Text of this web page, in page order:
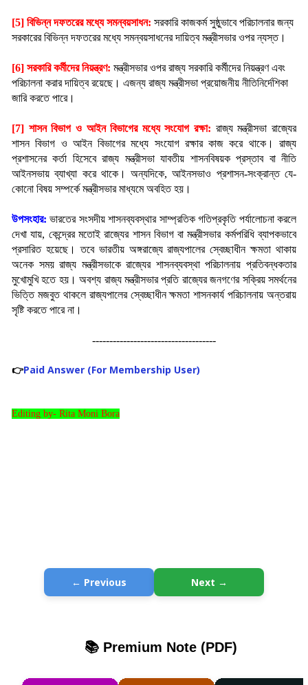
[5] বিভিন্ন দফতরের মধ্যে সমন্বয়সাধন: সরকারি কাজকর্ম সুষ্ঠুভাবে পরিচালনার জন্য
সরকারের বিভিন্ন দফতরের মধ্যে সমন্বয়সাধনের দায়িত্ব মন্ত্রীসভার ওপর ন্যস্ত।
[6] সরকারি কর্মীদের নিয়ন্ত্রণ: মন্ত্রীসভার ওপর রাজ্য সরকারি কর্মীদের নিয়ন্ত্রণ এবং
পরিচালনা করার দায়িত্ব রয়েছে। এজন্য রাজ্য মন্ত্রীসভা প্রয়োজনীয় নীতিনির্দেশিকা
জারি করতে পারে।
[7] শাসন বিভাগ ও আইন বিভাগের মধ্যে সংযোগ রক্ষা: রাজ্য মন্ত্রীসভা রাজ্যের
শাসন বিভাগ ও আইন বিভাগের মধ্যে সংযোগ রক্ষার কাজ করে থাকে। রাজ্য
প্রশাসনের কর্তা হিসেবে রাজ্য মন্ত্রীসভা যাবতীয় শাসনবিষয়ক প্রস্তাব বা নীতি
আইনসভায় ব্যাখ্যা করে থাকে। অন্যদিকে, আইনসভাও প্রশাসন-সংক্রান্ত যে-
কোনো বিষয় সম্পর্কে মন্ত্রীসভার মাধ্যমে অবহিত হয়।
উপসংহার: ভারতের সংসদীয় শাসনব্যবস্থার সাম্প্রতিক গতিপ্রকৃতি পর্যালোচনা করলে
দেখা যায়, কেন্দ্রের মতোই রাজ্যের শাসন বিভাগ বা মন্ত্রীসভার কর্মপরিধি ব্যাপকভাবে
প্রসারিত হয়েছে। তবে ভারতীয় অঙ্গরাজ্যে রাজ্যপালের স্বেচ্ছাধীন ক্ষমতা থাকায়
অনেক সময় রাজ্য মন্ত্রীসভাকে রাজ্যের শাসনব্যবস্থা পরিচালনায় প্রতিবন্ধকতার
মুখোমুখি হতে হয়। অবশ্য রাজ্য মন্ত্রীসভার প্রতি রাজ্যের জনগণের সক্রিয় সমর্থনের
ভিত্তি মজবুত থাকলে রাজ্যপালের স্বেচ্ছাধীন ক্ষমতা শাসনকার্য পরিচালনায় অন্তরায়
সৃষ্টি করতে পারে না।
------------------------------------
👉Paid Answer (For Membership User)
Editing by- Rita Moni Bora
← Previous Next →
📚 Premium Note (PDF)